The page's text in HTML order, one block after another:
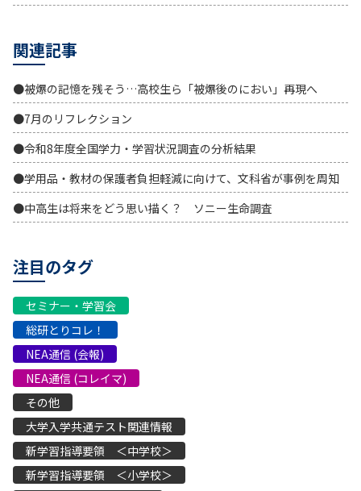
関連記事
●被爆の記憶を残そう…高校生ら「被爆後のにおい」再現へ
●7月のリフレクション
●令和8年度全国学力・学習状況調査の分析結果
●学用品・教材の保護者負担軽減に向けて、文科省が事例を周知
●中高生は将来をどう思い描く？ ソニー生命調査
注目のタグ
セミナー・学習会
総研とりコレ！
NEA通信 (会報)
NEA通信 (コレイマ)
その他
大学入学共通テスト関連情報
新学習指導要領 ＜中学校＞
新学習指導要領 ＜小学校＞